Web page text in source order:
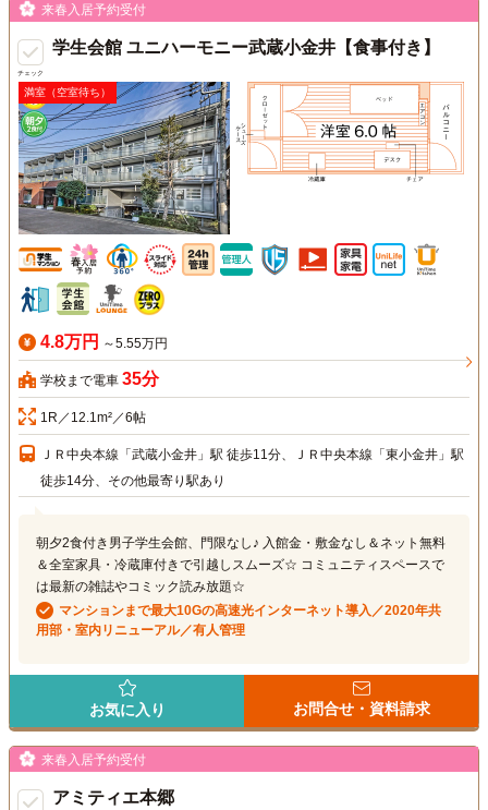
チェック
来春入居予約受付
学生会館 ユニハーモニー武蔵小金井【食事付き】
満室（空室待ち）
4.8万円 ～5.55万円
学校まで電車 35分
1R／12.1m²／6帖
ＪＲ中央本線「武蔵小金井」駅 徒歩11分、ＪＲ中央本線「東小金井」駅
徒歩14分、その他最寄り駅あり
朝夕2食付き男子学生会館、門限なし♪ 入館金・敷金なし＆ネット無料
＆全室家具・冷蔵庫付きで引越しスムーズ☆ コミュニティスペースで
は最新の雑誌やコミック読み放題☆
マンションまで最大10Gの高速光インターネット導入／2020年共
用部・室内リニューアル／有人管理
お気に入り お問合せ・資料請求
来春入居予約受付
アミティエ本郷